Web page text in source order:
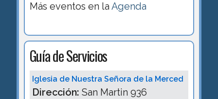
Más eventos en la Agenda
Guía de Servicios
Iglesia de Nuestra Señora de la Merced
Dirección: San Martin 936